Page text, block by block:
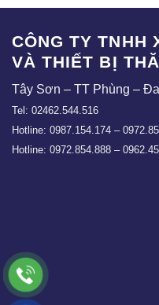
CÔNG TY TNHH
VÀ THIẾT BỊ
Tây Sơn – TT Phùng –
Tel: 02462.544.516
Hotline: 0987.154.174 –
Hotline: 0972.854.888 –